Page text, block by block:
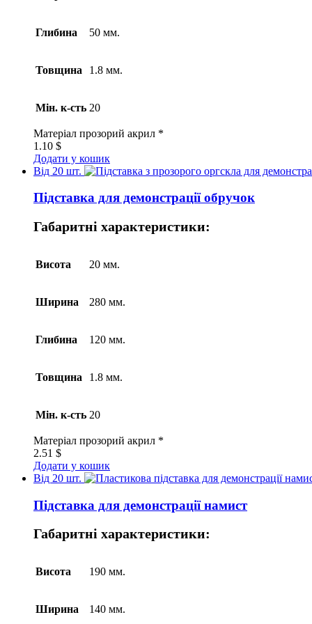
Глибина 50 мм.
Товщина 1.8 мм.
Мін. к-сть 20
Матеріал прозорий акрил *
1.10 $
Додати у кошик
Від 20 шт.
Підставка для демонстрації обручок
Габаритні характеристики:
Висота 20 мм.
Ширина 280 мм.
Глибина 120 мм.
Товщина 1.8 мм.
Мін. к-сть 20
Матеріал прозорий акрил *
2.51 $
Додати у кошик
Від 20 шт.
Підставка для демонстрації намист
Габаритні характеристики:
Висота 190 мм.
Ширина 140 мм.